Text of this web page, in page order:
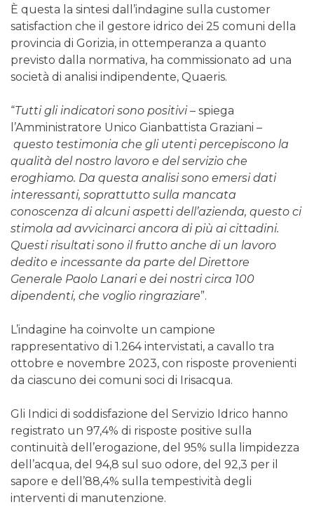
È questa la sintesi dall’indagine sulla customer
satisfaction che il gestore idrico dei 25 comuni della
provincia di Gorizia, in ottemperanza a quanto
previsto dalla normativa, ha commissionato ad una
società di analisi indipendente, Quaeris.
“Tutti gli indicatori sono positivi– spiega
l’Amministratore Unico Gianbattista Graziani –
questo testimonia che gli utenti percepiscono la
qualità del nostro lavoro e del servizio che
eroghiamo. Da questa analisi sono emersi dati
interessanti, soprattutto sulla mancata
conoscenza di alcuni aspetti dell’azienda, questo ci
stimola ad avvicinarci ancora di più ai cittadini.
Questi risultati sono il frutto anche di un lavoro
dedito e incessante da parte del Direttore
Generale Paolo Lanari e dei nostri circa 100
dipendenti, che voglio ringraziare”.
L’indagine ha coinvolte un campione
rappresentativo di 1.264 intervistati, a cavallo tra
ottobre e novembre 2023, con risposte provenienti
da ciascuno dei comuni soci di Irisacqua.
Gli Indici di soddisfazione del Servizio Idrico hanno
registrato un 97,4% di risposte positive sulla
continuità dell’erogazione, del 95% sulla limpidezza
dell’acqua, del 94,8 sul suo odore, del 92,3 per il
sapore e dell’88,4% sulla tempestività degli
interventi di manutenzione.